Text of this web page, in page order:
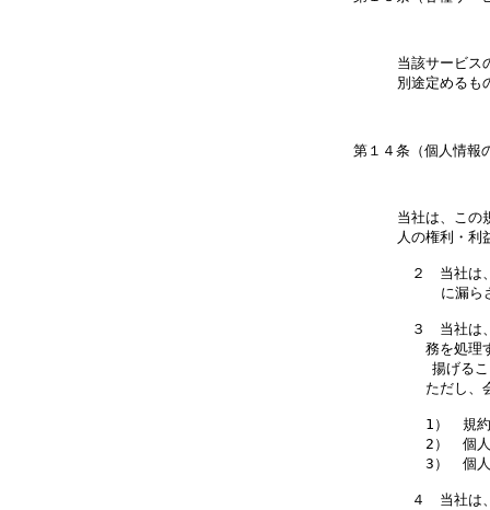
当該サービス
当社は、この
人の権利・利
２　当社は
に漏ら
３　当社は
務を処理す
揚げるこ
ただし、会
1）　規約
2）　個人
3）　個人
４　当社は